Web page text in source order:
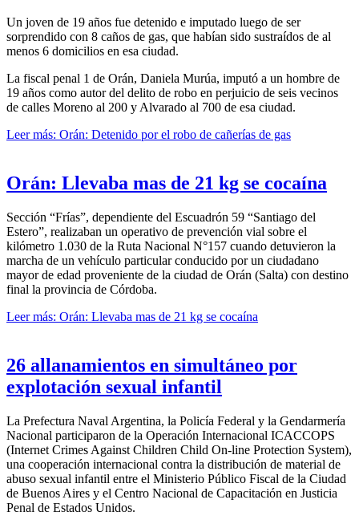
Un joven de 19 años fue detenido e imputado luego de ser
sorprendido con 8 caños de gas, que habían sido sustraídos de al
menos 6 domicilios en esa ciudad.
La fiscal penal 1 de Orán, Daniela Murúa, imputó a un hombre de
19 años como autor del delito de robo en perjuicio de seis vecinos
de calles Moreno al 200 y Alvarado al 700 de esa ciudad.
Leer más: Orán: Detenido por el robo de cañerías de gas
Orán: Llevaba mas de 21 kg se cocaína
Sección “Frías”, dependiente del Escuadrón 59 “Santiago del
Estero”, realizaban un operativo de prevención vial sobre el
kilómetro 1.030 de la Ruta Nacional N°157 cuando detuvieron la
marcha de un vehículo particular conducido por un ciudadano
mayor de edad proveniente de la ciudad de Orán (Salta) con destino
final la provincia de Córdoba.
Leer más: Orán: Llevaba mas de 21 kg se cocaína
26 allanamientos en simultáneo por
explotación sexual infantil
La Prefectura Naval Argentina, la Policía Federal y la Gendarmería
Nacional participaron de la Operación Internacional ICACCOPS
(Internet Crimes Against Children Child On-line Protection System),
una cooperación internacional contra la distribución de material de
abuso sexual infantil entre el Ministerio Público Fiscal de la Ciudad
de Buenos Aires y el Centro Nacional de Capacitación en Justicia
Penal de Estados Unidos.